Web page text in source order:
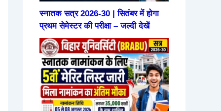
स्नातक सत्र 2026-30 | सितंबर में होगा
प्रथम सेमेस्टर की परीक्षा – जल्दी देखें